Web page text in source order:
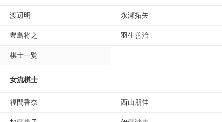
渡辺明 永瀬拓矢
豊島将之 羽生善治
棋士一覧
女流棋士
福間香奈 西山朋佳